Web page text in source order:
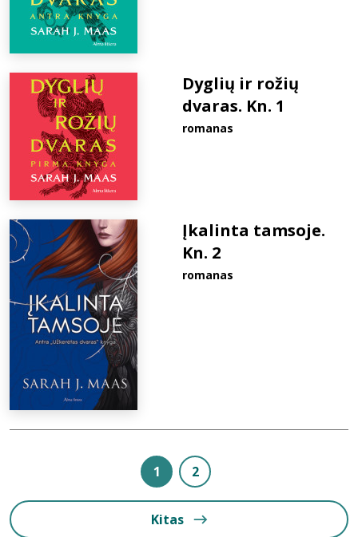
Dyglių ir rožių
dvaras. Kn. 1
romanas
Įkalinta tamsoje.
Kn. 2
romanas
1 2
Kitas